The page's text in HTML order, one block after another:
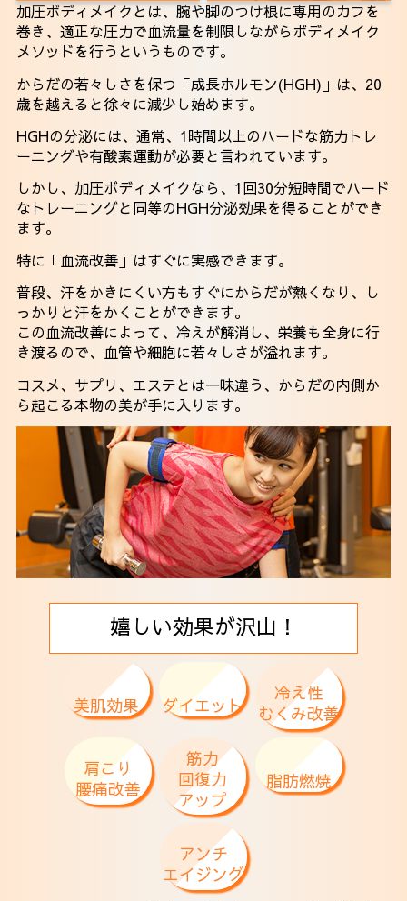
加圧ボディメイクとは、腕や脚のつけ根に専用のカフを
巻き、適正な圧力で血流量を制限しながらボディメイク
メソッドを行うというものです。
からだの若々しさを保つ「成長ホルモン(HGH)」は、20
歳を越えると徐々に減少し始めます。
HGHの分泌には、通常、1時間以上のハードな筋力トレ
ーニングや有酸素運動が必要と言われています。
しかし、加圧ボディメイクなら、1回30分短時間でハード
なトレーニングと同等のHGH分泌効果を得ることができ
ます。
特に「血流改善」はすぐに実感できます。
普段、汗をかきにくい方もすぐにからだが熱くなり、し
っかりと汗をかくことができます。
この血流改善によって、冷えが解消し、栄養も全身に行
き渡るので、血管や細胞に若々しさが溢れます。
コスメ、サプリ、エステとは一味違う、からだの内側か
ら起こる本物の美が手に入ります。
嬉しい効果が沢山！
美肌効果 ダイエット
冷え性
むくみ改善
肩こり
腰痛改善
筋力
回復力
アップ
脂肪燃焼
アンチ
エイジング